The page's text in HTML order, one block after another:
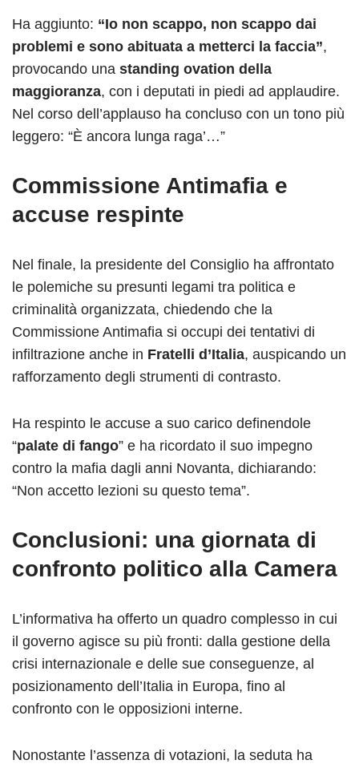
Ha aggiunto: “Io non scappo, non scappo dai
problemi e sono abituata a metterci la faccia”,
provocando una standing ovation della
maggioranza, con i deputati in piedi ad applaudire.
Nel corso dell’applauso ha concluso con un tono più
leggero: “È ancora lunga raga’…”
Commissione Antimafia e
accuse respinte
Nel finale, la presidente del Consiglio ha affrontato
le polemiche su presunti legami tra politica e
criminalità organizzata, chiedendo che la
Commissione Antimafia si occupi dei tentativi di
infiltrazione anche in Fratelli d’Italia, auspicando un
rafforzamento degli strumenti di contrasto.
Ha respinto le accuse a suo carico definendole
“palate di fango” e ha ricordato il suo impegno
contro la mafia dagli anni Novanta, dichiarando:
“Non accetto lezioni su questo tema”.
Conclusioni: una giornata di
confronto politico alla Camera
L’informativa ha offerto un quadro complesso in cui
il governo agisce su più fronti: dalla gestione della
crisi internazionale e delle sue conseguenze, al
posizionamento dell’Italia in Europa, fino al
confronto con le opposizioni interne.
Nonostante l’assenza di votazioni, la seduta ha